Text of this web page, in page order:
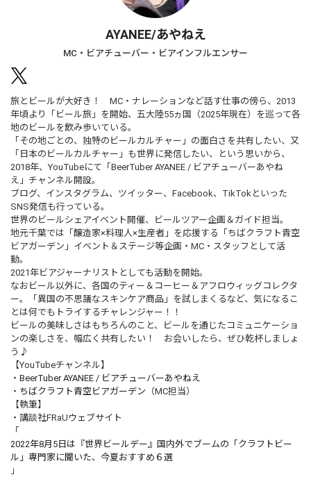
AYANEE/あやねえ
MC・ビアチューバー・ビアインフルエンサー
旅とビールが大好き！ MC・ナレーションなど話す仕事の傍ら、2013
年頃より「ビール旅」を開始、五大陸55ヵ国（2025年現在）を巡って各
地のビールを飲み歩いている。
「その地ごとの、独特のビールカルチャー」の面白さを共有したい、又
「日本のビールカルチャー」も世界に発信したい、という思いから、
2018年、YouTubeにて「BeerTuber AYANEE / ビアチューバーあやね
え」チャンネル開設。
ブログ、インスタグラム、ツイッター、Facebook、TikTokといった
SNS発信も行っている。
世界のビールシェアイベント開催、ビールツアー企画＆ガイド担当。
地元千葉では「醸造家×料理人×生産者」を応援する「ちばクラフト青空
ビアガーデン」イベント＆ステージ等企画・MC・スタッフとして活
動。
2021年ビアジャーナリストとしても活動を開始。
なおビール以外に、各国のティー＆コーヒー＆アフロウィッグコレクタ
ー。「異国の不思議なスキンケア商品」を試しまくるなど、気になるこ
とは何でもトライするチャレンジャー！！
ビールの美味しさはもちろんのこと、ビールを通じたコミュニケーショ
ンの楽しさを、幅広く共有したい！ お会いしたら、ぜひ乾杯しましょ
う♪
【YouTubeチャンネル】
・ BeerTuber AYANEE / ビアチューバーあやねえ
・ ちばクラフト青空ビアガーデン （MC担当）
【執筆】
・講談社FRaUウェブサイト
「
2022年8月5日は『世界ビールデー』国内外でブームの「クラフトビー
ル」専門家に聞いた、今夏おすすめ６選
」